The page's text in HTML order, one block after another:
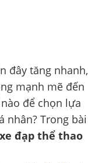
đây tăng nhanh,
mạnh mẽ đến
để chọn lựa
nhân? Trong bài
xe đạp thể thao